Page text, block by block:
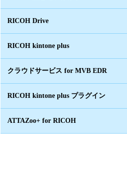
RICOH Drive
RICOH kintone plus
クラウドサービス for MVB EDR
RICOH kintone plus プラグイン
ATTAZoo+ for RICOH